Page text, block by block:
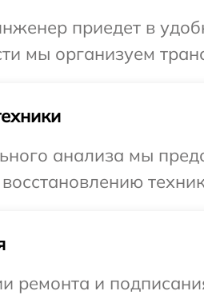
приедет в
мы организуем
анализа мы
ремонта и